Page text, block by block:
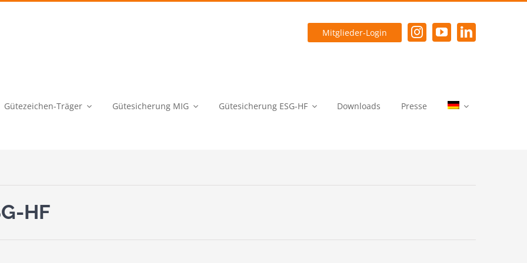
Mitglieder-Login
Gütezeichen-Träger Gütesicherung MIG Gütesicherung ESG-HF Downloads Presse
HF